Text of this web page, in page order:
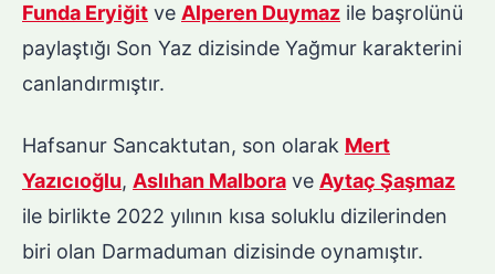
Funda Eryiğit ve Alperen Duymaz ile başrolünü
paylaştığı Son Yaz dizisinde Yağmur karakterini
canlandırmıştır.
Hafsanur Sancaktutan, son olarak Mert
Yazıcıoğlu, Aslıhan Malbora ve Aytaç Şaşmaz
ile birlikte 2022 yılının kısa soluklu dizilerinden
biri olan Darmaduman dizisinde oynamıştır.